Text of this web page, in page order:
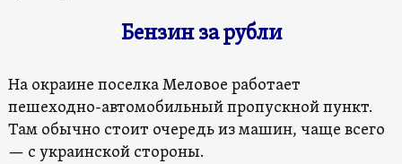
Бензин за рубли
На окраине поселка Меловое работает
пешеходно-автомобильный пропускной пункт.
Там обычно стоит очередь из машин, чаще всего
— с украинской стороны.